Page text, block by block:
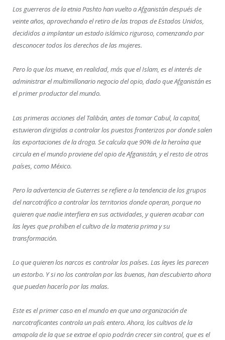
Los guerreros de la etnia Pashto han vuelto a Afganistán después de
veinte años, aprovechando el retiro de las tropas de Estados Unidos,
decididos a implantar un estado islámico riguroso, comenzando por
desconocer todos los derechos de las mujeres.
Pero lo que los mueve, en realidad, más que el Islam, es el interés de
administrar el multimillonario negocio del opio, dado que Afganistán es
el primer productor del mundo.
Las primeras acciones del Talibán, antes de tomar Cabul, la capital,
estuvieron dirigidas a controlar los puestos fronterizos por donde salen
las exportaciones de la droga. Se calcula que 90% de la heroína que
circula en el mundo proviene del opio de Afganistán, y el resto de otros
países, como México.
Pero la advertencia de Guterres se refiere a la tendencia de los grupos
del narcotráfico a controlar los territorios donde operan, porque no
quieren que nadie interfiera en sus actividades, y quieren acabar con
las leyes que prohíben el cultivo de la materia prima y su
transformación.
Lo que quieren los narcos es controlar los países. Las leyes les parecen
un estorbo. Y si no los controlan por las buenas, han descubierto ahora
que pueden hacerlo por las malas.
Este es el primer caso en el mundo en que una organización de
narcotraficantes controla un país entero. Ahora, los cultivos de la
amapola de la que se extrae el opio podrán crecer sin control, que es el